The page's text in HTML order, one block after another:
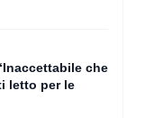
che
letto per le